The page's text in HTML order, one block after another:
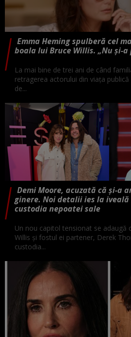
Emma Heming spulberă cel
boala lui Bruce Willis. „Nu și-
La mai bine de trei ani de când
retragerea actorului din viața
de...
Demi Moore, acuzată că și-a
ginere. Noi detalii ies la
custodia nepoatei sale
Un nou capitol tensionat se adaugă
Willis și fostul ei partener, Derek
custodia...